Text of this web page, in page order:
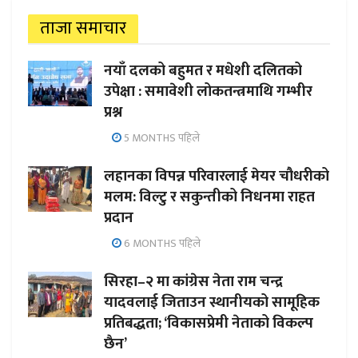
ताजा समाचार
नयाँ दलको बहुमत र मधेशी दलितको
उपेक्षा : समावेशी लोकतन्त्रमाथि गम्भीर
प्रश्न
5 MONTHS पहिले
लहानका विपन्न परिवारलाई मेयर चौधरीको
मलम: विल्टु र सकुन्तीको निधनमा राहत
प्रदान
6 MONTHS पहिले
सिरहा–२ मा कांग्रेस नेता राम चन्द्र
यादवलाई जिताउन स्थानीयको सामूहिक
प्रतिबद्धता; ‘विकासप्रेमी नेताको विकल्प
छैन’